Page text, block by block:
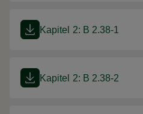
Kapitel 2: B 2.38-1
Kapitel 2: B 2.38-2